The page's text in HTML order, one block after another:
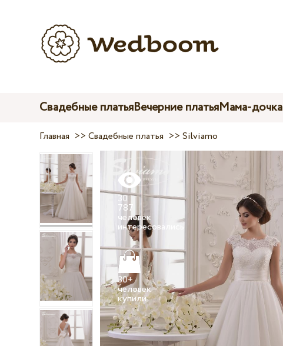
Свадебные платьяВечерние платьяМама-дочка
Главная >>Свадебные платья >>Silviamo
30
787
человек
интересовались
30+
человек
купили